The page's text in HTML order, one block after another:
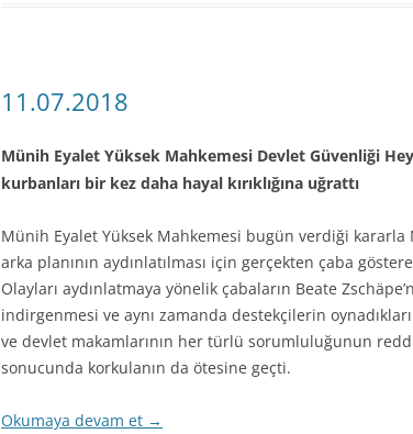
11.07.2018
Münih Eyalet Yüksek Mahkemesi Devlet Güvenliği
kurbanları bir kez daha hayal kırıklığına uğrattı
Münih Eyalet Yüksek Mahkemesi bugün verdiği kararla
arka planının aydınlatılması için gerçekten çaba
Olayları aydınlatmaya yönelik çabaların Beate
indirgenmesi ve aynı zamanda destekçilerin
ve devlet makamlarının her türlü sorumluluğunun
sonucunda korkulanın da ötesine geçti.
Okumaya devam et →